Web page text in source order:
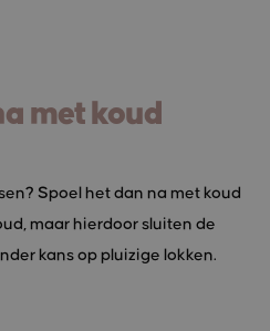
met koud
Spoel het dan na met koud
maar hierdoor sluiten de
kans op pluizige lokken.